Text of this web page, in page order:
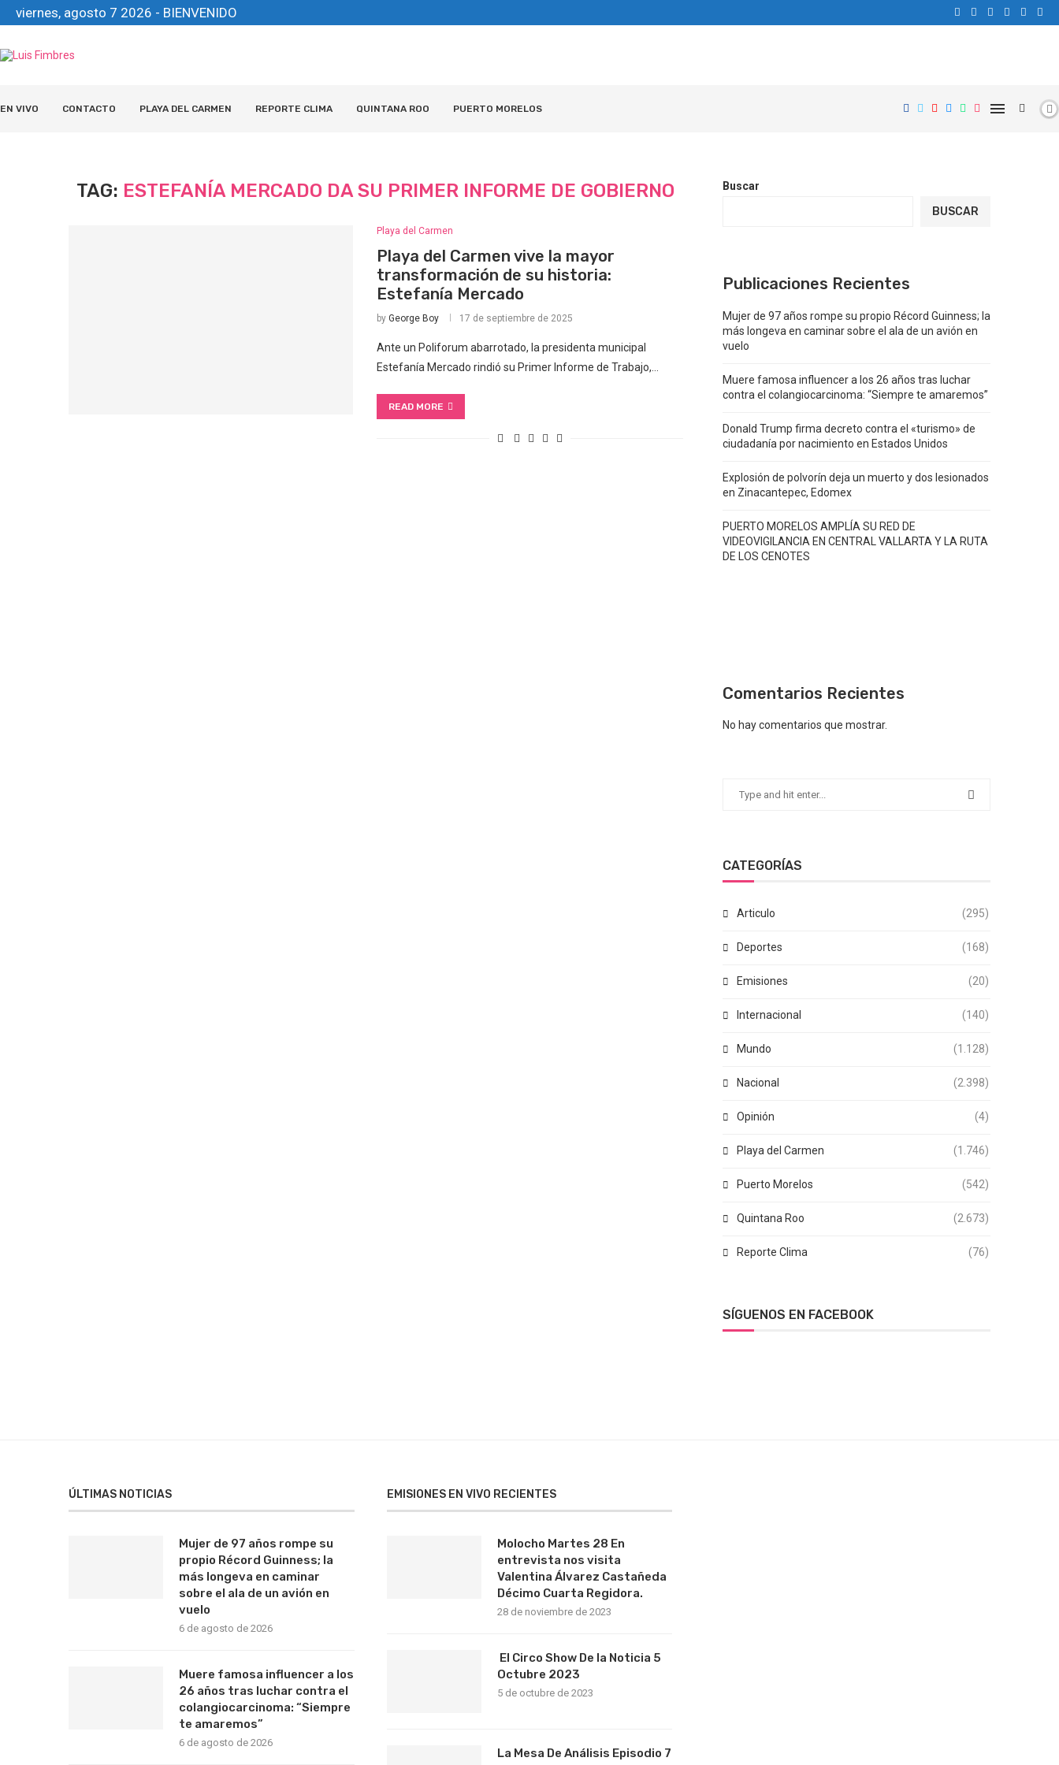
viernes, agosto 7 2026 - BIENVENIDO
EN VIVO CONTACTO PLAYA DEL CARMEN REPORTE CLIMA QUINTANA ROO PUERTO MORELOS
TAG: ESTEFANÍA MERCADO DA SU PRIMER INFORME DE GOBIERNO
Playa del Carmen
Playa del Carmen vive la mayor
transformación de su historia:
Estefanía Mercado
by George Boy 17 de septiembre de 2025
Ante un Poliforum abarrotado, la presidenta municipal
Estefanía Mercado rindió su Primer Informe de Trabajo,…
READ MORE
Buscar
BUSCAR
Publicaciones Recientes
Mujer de 97 años rompe su propio Récord Guinness; la
más longeva en caminar sobre el ala de un avión en
vuelo
Muere famosa influencer a los 26 años tras luchar
contra el colangiocarcinoma: “Siempre te amaremos”
Donald Trump firma decreto contra el «turismo» de
ciudadanía por nacimiento en Estados Unidos
Explosión de polvorín deja un muerto y dos lesionados
en Zinacantepec, Edomex
PUERTO MORELOS AMPLÍA SU RED DE
VIDEOVIGILANCIA EN CENTRAL VALLARTA Y LA RUTA
DE LOS CENOTES
Comentarios Recientes
No hay comentarios que mostrar.
CATEGORÍAS
Articulo (295)
Deportes (168)
Emisiones (20)
Internacional (140)
Mundo (1.128)
Nacional (2.398)
Opinión (4)
Playa del Carmen (1.746)
Puerto Morelos (542)
Quintana Roo (2.673)
Reporte Clima (76)
SÍGUENOS EN FACEBOOK
ÚLTIMAS NOTICIAS
Mujer de 97 años rompe su
propio Récord Guinness; la
más longeva en caminar
sobre el ala de un avión en
vuelo
6 de agosto de 2026
Muere famosa influencer a los
26 años tras luchar contra el
colangiocarcinoma: “Siempre
te amaremos”
6 de agosto de 2026
EMISIONES EN VIVO RECIENTES
Molocho Martes 28 En
entrevista nos visita
Valentina Álvarez Castañeda
Décimo Cuarta Regidora.
28 de noviembre de 2023
El Circo Show De la Noticia 5
Octubre 2023
5 de octubre de 2023
La Mesa De Análisis Episodio 7